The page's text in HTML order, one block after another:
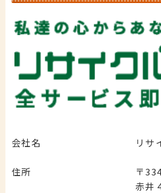
会社名 リサ
住所
〒
赤井